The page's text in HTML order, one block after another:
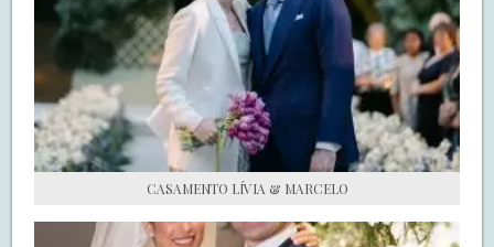
DE NOIVA PRA NOIVA
S.O.S CASADAS
FALE COM O SAY I DO
CASAMENTO LÍVIA & MARCELO